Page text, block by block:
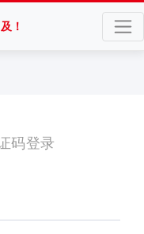
！
码登录